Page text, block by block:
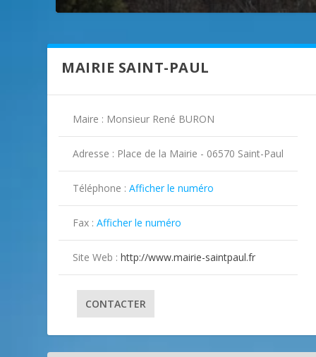
ILLUSTRATION SAINT-PAUL ( 2 )
ILLUSTRATION SAINT-PAUL ( 3 )
ILLUSTRATION SAINT-PAUL ( 4 )
ILLUSTRATION SAINT-PAUL ( 5 )
ILLUSTRATION SAINT-PAUL ( 6 )
ILLUSTRATION SAINT-PAUL ( 7 )
ILLUSTRATION SAINT-PAUL ( 8 )
ILLUSTRATION SAINT-PAUL ( 9 )
ILLUSTRATION SAINT-PAUL ( 10 )
ILLUSTRATION SAINT-PAUL ( 11 )
ILLUSTRATION SAINT-PAUL ( 12 )
ILLUSTRATION SAINT-PAUL ( 13 )
ILLUSTRATION SAINT-PAUL ( 14 )
MAIRIE SAINT-PAUL
Maire : Monsieur René BURON
Adresse : Place de la Mairie - 06570 Saint-Paul
Téléphone :Afficher le numéro
Fax :Afficher le numéro
Site Web :http://www.mairie-saintpaul.fr
CONTACTER